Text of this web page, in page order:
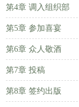
第4章 调入组织部
第5章 参加喜宴
第6章 众人敬酒
第7章 投稿
第8章 签约出版